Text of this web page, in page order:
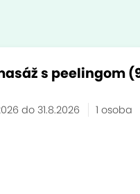
s peelingom
do 31.8.2026 1 osoba